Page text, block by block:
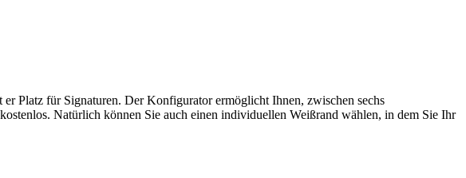
Platz für Signaturen. Der Konfigurator ermöglicht Ihnen, zwischen sechs
Natürlich können Sie auch einen individuellen Weißrand wählen, in dem Sie Ihr